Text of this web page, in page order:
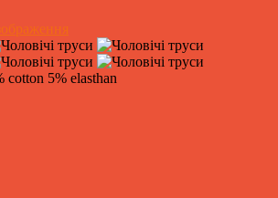
5% elasthan